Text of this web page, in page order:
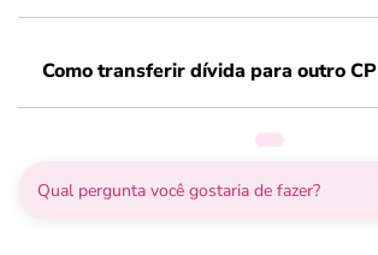
Como transferir dívida para outro